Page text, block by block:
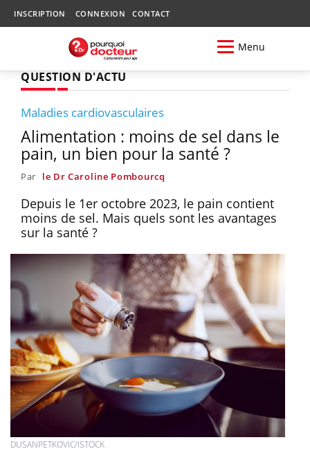
INSCRIPTION CONNEXION CONTACT
Menu
QUESTION D'ACTU
Maladies cardiovasculaires
Alimentation : moins de sel dans le
pain, un bien pour la santé ?
Par le Dr Caroline Pombourcq
Depuis le 1er octobre 2023, le pain contient
moins de sel. Mais quels sont les avantages
sur la santé ?
DUSANPETKOVIC/ISTOCK